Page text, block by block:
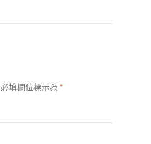
必填欄位標示為 *